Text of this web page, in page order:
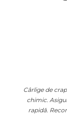
Cârlige de
chimic.
rapidă.